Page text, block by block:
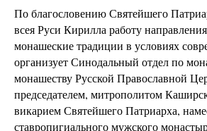
По благословению Святейшего
всея Руси Кирилла работу
монашеские традиции в условиях
организует Синодальный отдел по
монашеству Русской Православной
председателем, митрополитом
викарием Святейшего Патриарха,
ставропигиального мужского